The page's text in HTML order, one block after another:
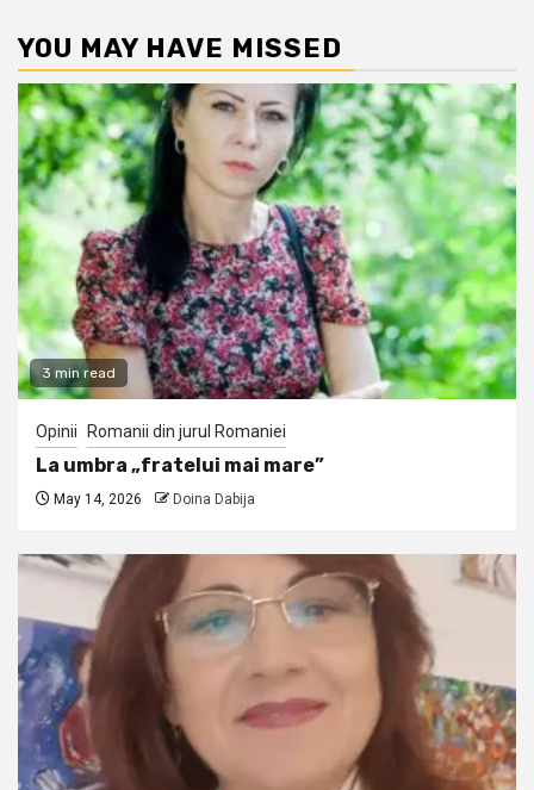
YOU MAY HAVE MISSED
3 min read
Opinii Romanii din jurul Romaniei
La umbra „fratelui mai mare”
May 14, 2026 Doina Dabija